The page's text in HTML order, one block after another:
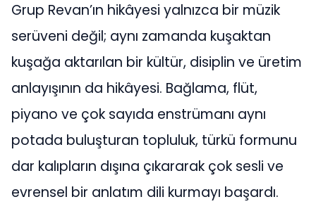
Grup Revan’ın hikâyesi yalnızca bir müzik
serüveni değil; aynı zamanda kuşaktan
kuşağa aktarılan bir kültür, disiplin ve üretim
anlayışının da hikâyesi. Bağlama, flüt,
piyano ve çok sayıda enstrümanı aynı
potada buluşturan topluluk, türkü formunu
dar kalıpların dışına çıkararak çok sesli ve
evrensel bir anlatım dili kurmayı başardı.